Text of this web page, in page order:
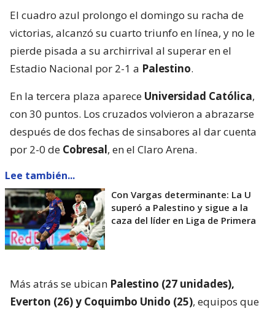
El cuadro azul prolongo el domingo su racha de
victorias, alcanzó su cuarto triunfo en línea, y no le
pierde pisada a su archirrival al superar en el
Estadio Nacional por 2-1 a Palestino.
En la tercera plaza aparece Universidad Católica,
con 30 puntos. Los cruzados volvieron a abrazarse
después de dos fechas de sinsabores al dar cuenta
por 2-0 de Cobresal, en el Claro Arena.
Lee también...
Con Vargas determinante: La U
superó a Palestino y sigue a la
caza del líder en Liga de Primera
Más atrás se ubican Palestino (27 unidades),
Everton (26) y Coquimbo Unido (25), equipos que